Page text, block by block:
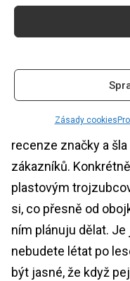
Zásady cookies
konečně tento rok
Já osobně bych si
recenze značky a
zákazníků.
plastovým
si, co přesně od
ním plánuju dělat.
nebudete létat po
být jasné, že když